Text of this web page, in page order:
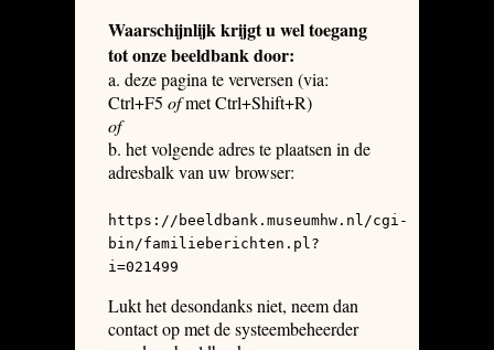
Waarschijnlijk krijgt u wel toegang
tot onze beeldbank door:
a. deze pagina te verversen (via:
Ctrl+F5 ofmet Ctrl+Shift+R)
of
b. het volgende adres te plaatsen in de
adresbalk van uw browser:
https://beeldbank.museumhw.nl/cgi-
bin/familieberichten.pl?
i=021499
Lukt het desondanks niet, neem dan
contact op met de systeembeheerder